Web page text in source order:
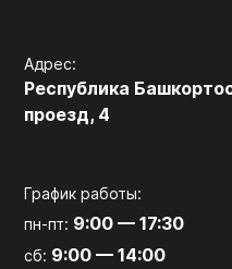
Адрес:
Республика
проезд, 4
График работы:
пн-пт: 9:00 — 17:30
сб: 9:00 — 14:00